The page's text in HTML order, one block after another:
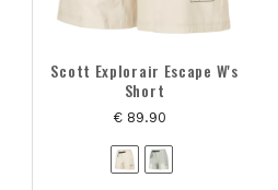
Scott Explorair Escape W's
Short
€ 89.90